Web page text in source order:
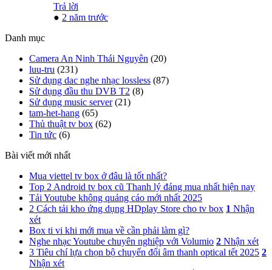
Trả lời
● 2 năm trước
Danh mục
Camera An Ninh Thái Nguyên (20)
luu-tru (231)
Sử dụng dac nghe nhạc lossless (87)
Sử dụng đầu thu DVB T2 (8)
Sử dụng music server(21)
tam-het-hang (65)
Thủ thuật tv box (62)
Tin tức (6)
Bài viết mới nhất
Mua viettel tv box ở đâu là tốt nhất?
Top 2 Android tv box cũ Thanh lý đáng mua nhất hiện nay
Tải Youtube không quảng cáo mới nhất 2025
2 Cách tải kho ứng dụng HDplay Store cho tv box 1 Nhận
xét
Box ti vi khi mới mua về cần phải làm gì?
Nghe nhạc Youtube chuyên nghiệp với Volumio 2 Nhận xét
3 Tiêu chí lựa chọn bộ chuyển đổi âm thanh optical tết 2025 2
Nhận xét